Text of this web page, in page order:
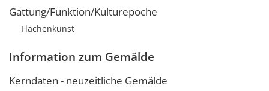
Gattung/Funktion/Kulturepoche
Flächenkunst
Information zum Gemälde
Kerndaten - neuzeitliche Gemälde